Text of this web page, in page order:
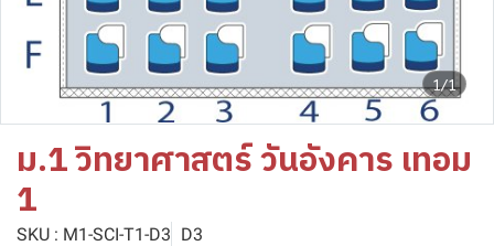
1/1
ม.1 วิทยาศาสตร์ วันอังคาร เทอม
1
SKU : M1-SCI-T1-D3 D3